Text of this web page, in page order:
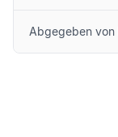
Abgegeben von